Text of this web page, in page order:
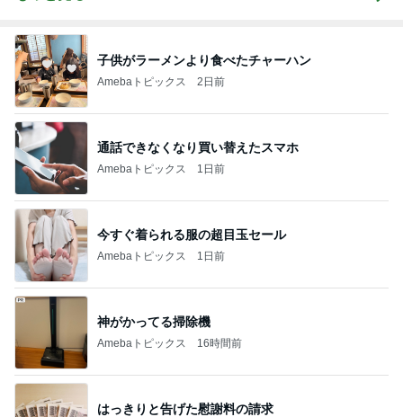
子供がラーメンより食べたチャーハン
Amebaトピックス 2日前
通話できなくなり買い替えたスマホ
Amebaトピックス 1日前
今すぐ着られる服の超目玉セール
Amebaトピックス 1日前
神がかってる掃除機
Amebaトピックス 16時間前
はっきりと告げた慰謝料の請求